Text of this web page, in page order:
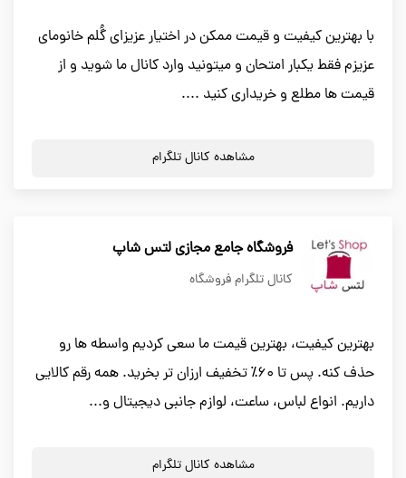
با بهترین کیفیت و قیمت ممکن در اختیار عزیزای گُلم خانومای
عزیزم فقط یکبار امتحان و میتونید وارد کانال ما شوید و از
قیمت ها مطلع و خریداری کنید ....
مشاهده کانال تلگرام
فروشگاه جامع مجازی لتس شاپ
کانال تلگرام فروشگاه
بهترین کیفیت، بهترین قیمت ما سعی کردیم واسطه ها رو
حذف کنه. پس تا ۶۰٪ تخفیف ارزان تر بخرید. همه رقم کالایی
داریم. انواع لباس، ساعت، لوازم جانبی دیجیتال و...
مشاهده کانال تلگرام